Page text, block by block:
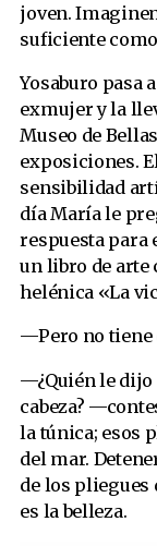
joven.
suficiente
Yosaburo pasa
exmujer y la
Museo de
exposiciones.
sensibilidad
día María le
respuesta para
un libro de arte
helénica «La
—Pero no tiene
—¿Quién le dijo
cabeza?
la túnica; esos
del mar.
de los pliegues
es la belleza.